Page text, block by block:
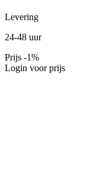
Levering
24-48 uur
Prijs -1%
Login voor prijs